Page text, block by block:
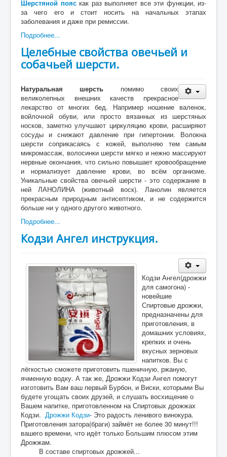
Шерстяной пояскак раз выполняет все эти функции, из-
за чего его и стоит носить на начальных этапах
заболевания и даже при ремиссии.
Подробнее...
Целебные свойства овечьей и
собачьей шерсти.
Натуральная шерсть помимо своих
великолепных внешних качеств прекрасное
лекарство от многих бед. Например ношение валенок,
войлочной обуви, или просто вязанных из шерстяных
носков, заметно улучшают циркуляцию крови, расширяют
сосуды и снижают давление при гипертонии. Волокна
шерсти соприкасаясь с кожей, выполняю тем самым
микромассаж, волосинки шерсти мягко и нежно массируют
нервные окончания, что сильно повышает кровообращение
и нормализует давление крови, во всём организме.
Уникальные свойства овечьей шерсти - это содержание в
ней ЛАНОЛИНА (животный воск). Ланолин является
прекрасным природным антисептиком, и не содержится
больше ни у одного другого животного.
Подробнее...
Кодзи Ангел инструкция.
Кодзи Ангел(дрожжи
для самогона) -
новейшие
Спиртовые дрожжи,
предназначены для
приготовления, в
домашних условиях,
крепких и очень
вкусных зерновых
напитков. Вы с
лёгкостью сможете приготовить пшеничную, ржаную,
ячменную водку. А так же, Дрожжи Кодзи Ангел помогут
изготовить Вам ваш первый Бурбон, и Виски, которыми Вы
будете угощать своих друзей, и слушать восхищение о
Вашем напитке, приготовленном на Спиртовых дрожжах
Кодзи. Дрожжи Кодзи- Это радость ленивого винокура.
Приготовления затора(браги) займёт не более 30 минут!!!
вашего времени, что идёт только Большим плюсом этим
Дрожжам.
В составе спиртовых дрожжей...